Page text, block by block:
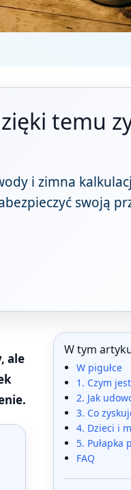
temu
i zimna
swoją
ale
W tym
W pigułce
1. Czym
2. Jak
3. Co
4. Dzieci i
5. Pułapka
FAQ